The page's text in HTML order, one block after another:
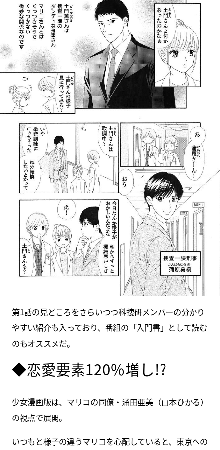
第1話の見どころをさらいつつ科捜研メンバーの分かり
やすい紹介も入っており、番組の「入門書」として読む
のもオススメだ。
◆恋愛要素120％増し!?
少女漫画版は、マリコの同僚・涌田亜美（山本ひかる）
の視点で展開。
いつもと様子の違うマリコを心配していると、東京への